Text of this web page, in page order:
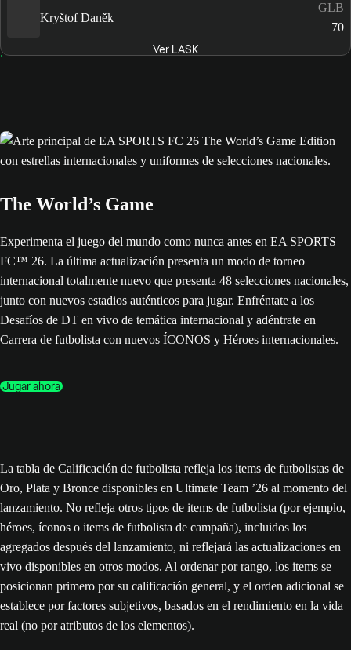
Kryštof Daněk
GLB
70
Ver LASK
The World’s Game
Experimenta el juego del mundo como nunca antes en EA SPORTS
FC™ 26. La última actualización presenta un modo de torneo
internacional totalmente nuevo que presenta 48 selecciones nacionales,
junto con nuevos estadios auténticos para jugar. Enfréntate a los
Desafíos de DT en vivo de temática internacional y adéntrate en
Carrera de futbolista con nuevos ÍCONOS y Héroes internacionales.
Jugar ahora
La tabla de Calificación de futbolista refleja los items de futbolistas de
Oro, Plata y Bronce disponibles en Ultimate Team ’26 al momento del
lanzamiento. No refleja otros tipos de items de futbolista (por ejemplo,
héroes, íconos o items de futbolista de campaña), incluidos los
agregados después del lanzamiento, ni reflejará las actualizaciones en
vivo disponibles en otros modos. Al ordenar por rango, los items se
posicionan primero por su calificación general, y el orden adicional se
establece por factores subjetivos, basados en el rendimiento en la vida
real (no por atributos de los elementos).